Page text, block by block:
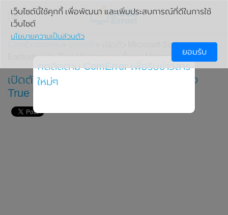
» เปิดตัว Microsoft Surface
เปิดตัว Microsoft Surface Earbuds หูฟัง
True Wireless สุดล้ำจาก Microsoft
เว็บไซต์นี้ใช้คุกกี้ เพื่อพัฒนา และเพิ่มประสบการณ์ที่ดีในการใช้
เว็บไซต์
นโยบายความเป็นส่วนตัว
ยอมรับ
กดติดตาม ComError เพื่อรับข่าวสาร
ใหม่ๆ